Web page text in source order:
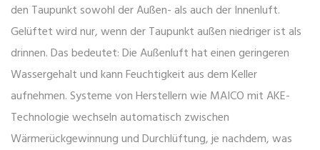
den Taupunkt sowohl der Außen- als auch der Innenluft.
Gelüftet wird nur, wenn der Taupunkt außen niedriger ist als
drinnen. Das bedeutet: Die Außenluft hat einen geringeren
Wassergehalt und kann Feuchtigkeit aus dem Keller
aufnehmen. Systeme von Herstellern wie MAICOmit AKE-
Technologie wechseln automatisch zwischen
Wärmerückgewinnung und Durchlüftung, je nachdem, was